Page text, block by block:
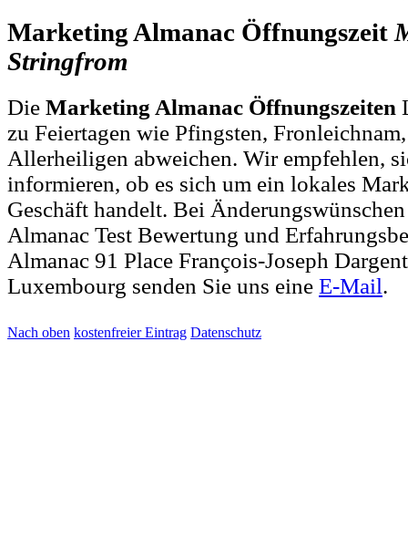
Marketing Almanac Öffnungszeit
Stringfrom
Die Marketing Almanac Öffnungszeiten
zu Feiertagen wie Pfingsten,
Allerheiligen abweichen. Wir empfehlen,
informieren, ob es sich um ein lokales
Geschäft handelt. Bei
Almanac Test Bewertung und
Almanac 91 Place François-Joseph
Luxembourg senden Sie uns eine E-Mail.
Nach oben kostenfreier Eintrag Datenschutz